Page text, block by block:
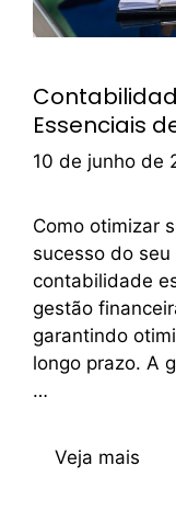
Essenciais
10 de junho de
Como otimizar
sucesso do
contabilidade
gestão
garantindo
longo prazo. A
…
Veja mais